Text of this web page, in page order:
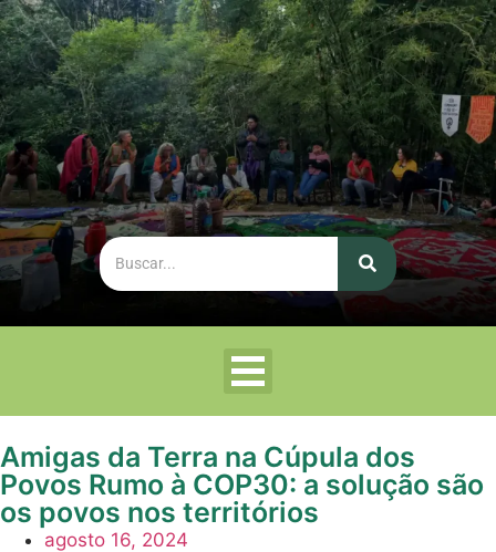
Amigas da Terra na Cúpula dos
Povos Rumo à COP30: a solução são
os povos nos territórios
agosto 16, 2024